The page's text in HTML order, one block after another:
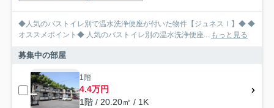
◆人気のバストイレ別で温水洗浄便座が付いた物件【ジュネスⅠ】◆ ◆
オススメポイント◆ 人気のバストイレ別の温水洗浄便座... もっと見る
募集中の部屋
1階
4.4万円
1階 / 20.20㎡ / 1K